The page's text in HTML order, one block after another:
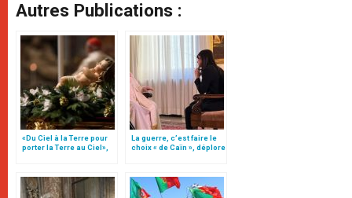
Autres Publications :
«Du Ciel à la Terre pour
porter la Terre au Ciel»,
La guerre, c’est faire le
choix « de Caïn », déplore